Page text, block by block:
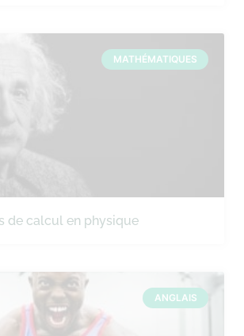
MATHÉMATIQUES
de calcul en physique
ANGLAIS